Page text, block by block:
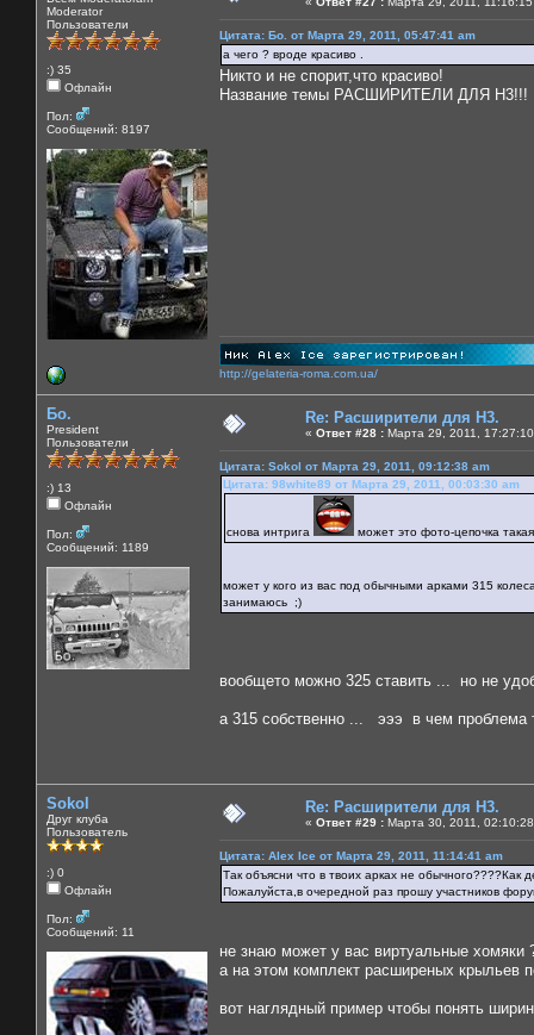
Moderator
Пользователи
:) 35
Офлайн
Пол:
Сообщений: 8197
Цитата: Бо. от Марта 29, 2011, 05:47:41 am
а чего ? вроде красиво .
Никто и не спорит,что красиво!
Название темы РАСШИРИТЕЛИ ДЛЯ Н3!!!
http://gelateria-roma.com.ua/
Бо.
President
Пользователи
:) 13
Офлайн
Пол:
Сообщений: 1189
Re: Расширители для Н3.
« Ответ #28 : Марта 29, 2011,
Цитата: Sokol от Марта 29, 2011, 09:12:38 am
Цитата: 98white89 от Марта 29, 2011, 00:03:30 am
снова интрига может это фото-цепочка
может у кого из вас под обычными арками 315
занимаюсь ;)
вообщето можно 325 ставить ... но не
а 315 собственно ... эээ в чем проблема
Sokol
Друг клуба
Пользователь
:) 0
Офлайн
Пол:
Сообщений: 11
Re: Расширители для Н3.
« Ответ #29 : Марта 30, 2011,
Цитата: Alex Ice от Марта 29, 2011, 11:14:41 am
Так объясни что в твоих арках не обычного????Как
Пожалуйста,в очередной раз прошу участников
не знаю может у вас виртуальные хомяки
а на этом комплект расширеных крыльев
вот наглядный пример чтобы понять